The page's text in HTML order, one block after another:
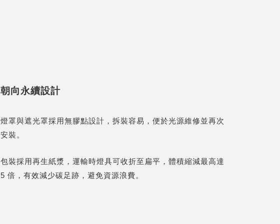
朝向永續設計
燈罩與遮光罩採用無膠點設計，拆裝容易，便於光源維修並再次
安裝。
包裝採用再生紙漿，運輸時燈具可收折至扁平，體積縮減最高達
5 倍，有效減少碳足跡，避免資源浪費。